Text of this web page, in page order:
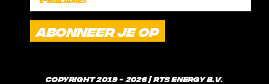
FAQ
VERZENDINGSTIJDEN
Copyright 2019 - 2026 | RTS Energy B.V.